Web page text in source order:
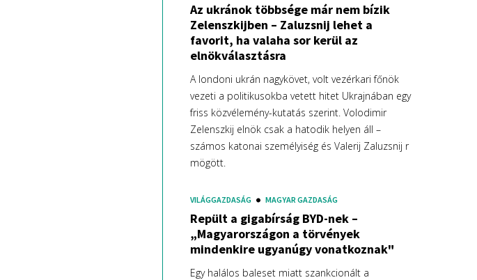
Az ukránok többsége már nem bízik
Zelenszkijben – Zaluzsnij lehet a
favorit, ha valaha sor kerül az
elnökválasztásra
A londoni ukrán nagykövet, volt vezérkari főnök
vezeti a politikusokba vetett hitet Ukrajnában egy
friss közvélemény-kutatás szerint. Volodimir
Zelenszkij elnök csak a hatodik helyen áll –
számos katonai személyiség és Valerij Zaluzsnij r
mögött.
VILÁGGAZDASÁG MAGYAR GAZDASÁG
Repült a gigabírság BYD-nek –
„Magyarországon a törvények
mindenkire ugyanúgy vonatkoznak"
Egy halálos baleset miatt szankcionált a